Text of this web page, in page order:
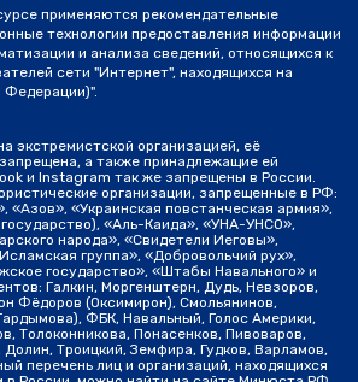
применяются рекомендательные
технологии предоставления информации
и анализа сведений, относящихся к
сети "Интернет", находящихся на
Федерации)".
экстремистской организацией, её
а также принадлежащие ей
и Instagram так же запрещены в России.
организации, запрещенные в РФ:
«Азов», «Украинская повстанческая армия»,
«Аль-Каида», «УНА-УНСО»,
народа», «Свидетели Иеговы»,
группа», «Добровольчий рух»,
государство», «Штабы Навального» и
Галкин, Моргенштерн, Дудь, Невзоров,
Фёдоров (Оксимирон), Смольянинов,
ФБК, Навальный, Голос Америки,
Толоконникова, Понасенков, Пивоваров,
Троицкий, Земфира, Гудков, Варламов,
перечень лиц и организаций, находящихся